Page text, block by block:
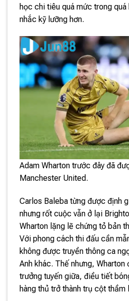
học chi tiêu quá mức trong
nhắc kỹ lưỡng hơn.
Adam Wharton trước đây đã
Manchester United.
Carlos Baleba từng được định
nhưng rốt cuộc vẫn ở lại
Wharton lặng lẽ chứng tỏ bản
Với phong cách thi đấu cần
không được truyền thông ca
Anh khác. Thế nhưng, Wharton
trưởng tuyến giữa, điều tiết
hàng thủ trở thành trụ cột thầm